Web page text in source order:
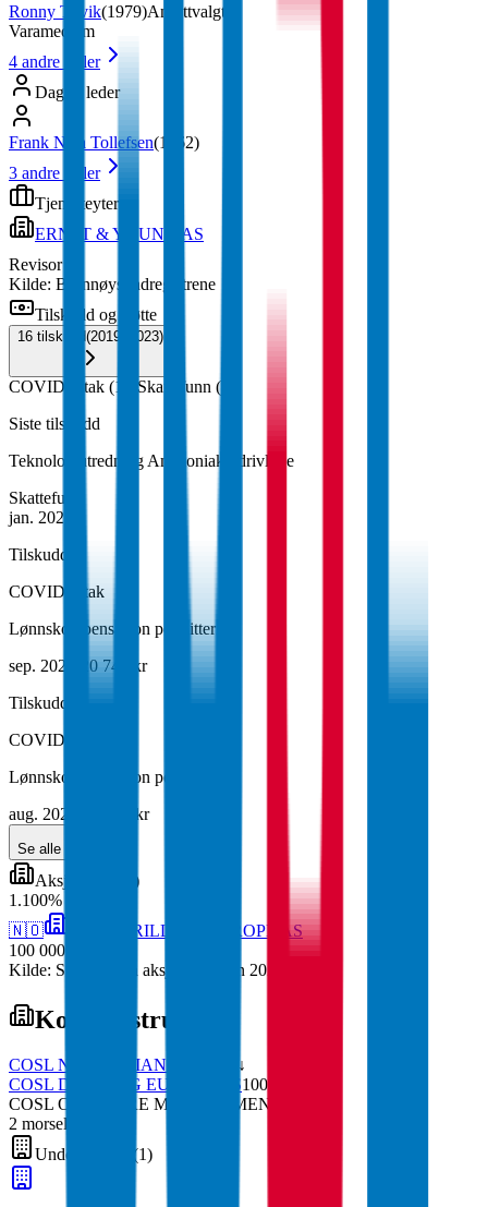
Ronny Tøvik(1979)Ansattvalgt
Varamedlem
4 andre roller
Daglig leder
Frank Njaa Tollefsen(1962)
3 andre roller
Tjenesteytere
ERNST & YOUNG AS
Revisor
Kilde: Brønnøysundregistrene
Tilskudd og støtte
16 tilskudd(2019–2023)
COVID-tiltak (14 Skattefunn (
Siste tilskudd
Teknologiutredning Ammoniakk drivlinje
Skattefunn
jan. 2023
Tilskudd
COVID-tiltak
Lønnskompensasjon permittering
sep. 2020
20 740 kr
Tilskudd
COVID-tiltak
Lønnskompensasjon permittering
aug. 2020
62 208 kr
Se alle
Aksjonærer
)
1 .100%
🇳🇴
COSL DRILLING EUROPE AS
100 000
Kilde: Skatteetaten aksjeeierboken 2024
Konsernstruktur
COSL NORWEGIAN AS
% ↓
COSL DRILLING EUROPE AS100
COSL OFFSHORE MANAGEMENT AS
2 morselskap
Underenheter
(1)